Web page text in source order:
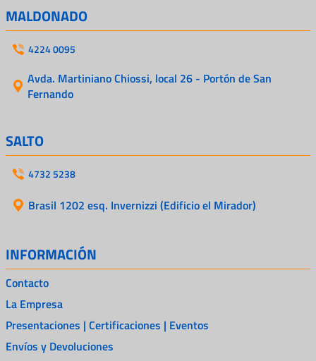
MALDONADO
4224 0095
Avda. Martiniano Chiossi, local 26 - Portón de San
Fernando
SALTO
4732 5238
Brasil 1202 esq. Invernizzi (Edificio el Mirador)
INFORMACIÓN
Contacto
La Empresa
Presentaciones | Certificaciones | Eventos
Envíos y Devoluciones